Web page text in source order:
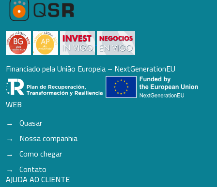
Financiado pela União Europeia – NextGenerationEU
WEB
Quasar
Nossa companhia
Como chegar
Contato
AJUDA AO CLIENTE